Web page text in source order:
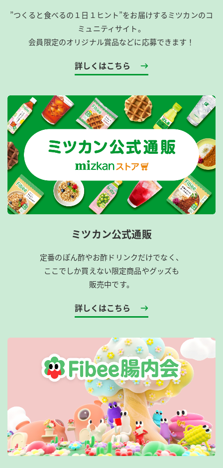
”つくると食べるの１日１ヒント”をお届けするミツカンのコ
ミュニティサイト。
会員限定のオリジナル賞品などに応募できます！
詳しくはこちら
ミツカン公式通販
定番のぽん酢やお酢ドリンクだけでなく、
ここでしか買えない限定商品やグッズも
販売中です。
詳しくはこちら